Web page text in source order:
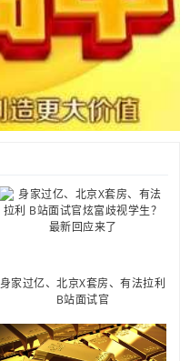
身家过亿、北京X套房、有法拉利
B站面试官